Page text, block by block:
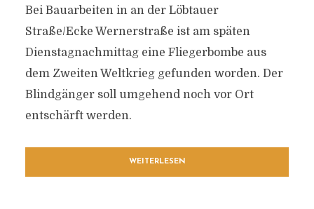
Bei Bauarbeiten in an der Löbtauer
Straße/Ecke Wernerstraße ist am späten
Dienstagnachmittag eine Fliegerbombe aus
dem Zweiten Weltkrieg gefunden worden. Der
Blindgänger soll umgehend noch vor Ort
entschärft werden.
WEITERLESEN